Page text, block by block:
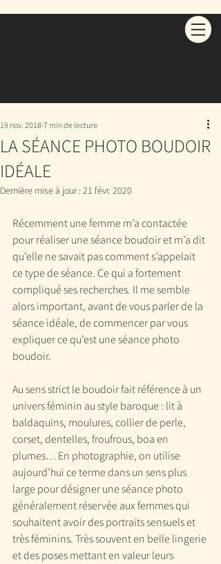
LA SÉANCE PHOTO BOUDOIR
IDÉALE
19 nov. 2018 7 min de lecture
Dernière mise à jour : 21 févr. 2020
Récemment une femme m’a contactée
pour réaliser une séance boudoir et m’a dit
qu’elle ne savait pas comment s’appelait
ce type de séance. Ce qui a fortement
compliqué ses recherches. Il me semble
alors important, avant de vous parler de la
séance idéale, de commencer par vous
expliquer ce qu’est une séance photo
boudoir.
Au sens strict le boudoir fait référence à un
univers féminin au style baroque : lit à
baldaquins, moulures, collier de perle,
corset, dentelles, froufrous, boa en
plumes… En photographie, on utilise
aujourd’hui ce terme dans un sens plus
large pour désigner une séance photo
généralement réservée aux femmes qui
souhaitent avoir des portraits sensuels et
très féminins. Très souvent en belle lingerie
et des poses mettant en valeur leurs